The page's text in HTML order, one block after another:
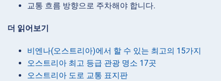
교통 흐름 방향으로 주차해야 합니다.
더 읽어보기
비엔나(오스트리아)에서 할 수 있는 최고의 15가지
오스트리아 최고 등급 관광 명소 17곳
오스트리아 도로 교통 표지판